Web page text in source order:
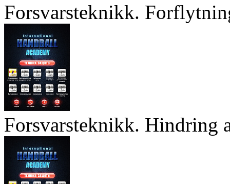
Forsvarsteknikk.
Forsvarsteknikk. Hindring